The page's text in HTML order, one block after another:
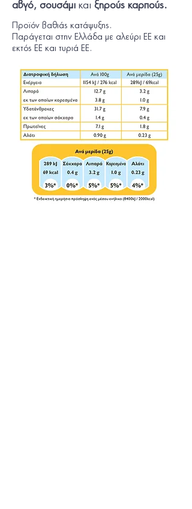
αβγό, σουσάμι και ξηρούς καρπούς.
Προϊόν βαθιάς κατάψυξης.
Παράγεται στην Ελλάδα µε αλεύρι ΕΕ και
εκτός ΕΕ και τυριά ΕΕ.